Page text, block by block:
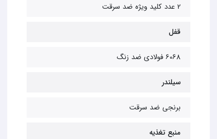
2 عدد کلید ویژه ضد سرقت
قفل
6068 فولادی ضد زنگ
سیلندر
برنجی ضد سرقت
منبع تغذیه